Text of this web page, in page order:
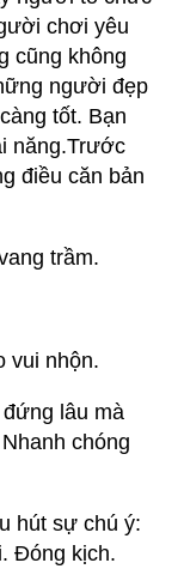
chơi yêu
cũng không
người đẹp
tốt. Bạn
năng.Trước
điều căn bản
trầm.
vui nhộn.
lâu mà
chóng
hút sự chú ý:
Đóng kịch.